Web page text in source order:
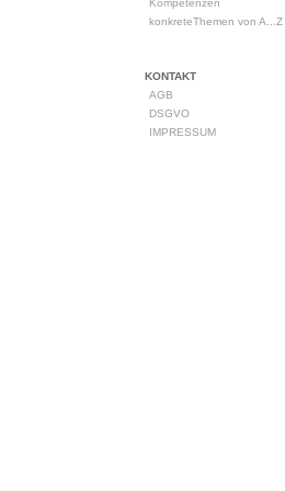
Kompetenzen
konkreteThemen von A...Z
KONTAKT
AGB
DSGVO
IMPRESSUM